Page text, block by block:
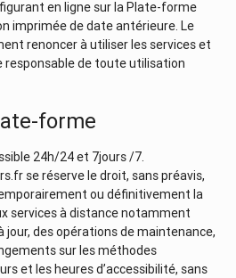
en ligne sur la Plate-forme
imprimée de date antérieure. Le
renoncer à utiliser les services et
de toute utilisation
forme
24h/24 et 7jours /7.
se réserve le droit, sans préavis,
ou définitivement la
services à distance notamment
des opérations de maintenance,
sur les méthodes
et les heures d’accessibilité, sans